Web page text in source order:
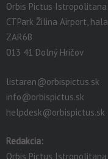
Orbis Pictus Istropolitana
CTPark Žilina Airport, hala
ZAR6B
013 41 Dolný Hričov
listaren@orbispictus.sk
info@orbispictus.sk
helpdesk@orbispictus.sk
Redakcia:
Orbis Pictus Istropolitana